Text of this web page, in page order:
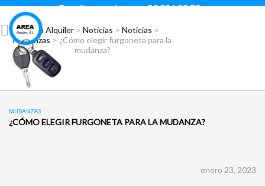
Para llamar pulsar: 93 296 88 78
Área Alquiler> Noticias > Noticias >
Mudanzas > ¿Cómo elegir furgoneta para la
mudanza?
MUDANZAS
¿CÓMO ELEGIR FURGONETA PARA LA MUDANZA?
enero 23, 2023